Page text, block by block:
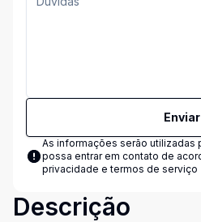
Enviar
As informações serão utilizadas
possa entrar em contato de
privacidade e termos de serviço
Descrição